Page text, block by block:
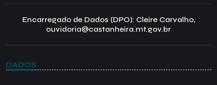
Encarregado de Dados (DPO): Cleire Carvalho,
ouvidoria@castanheira.mt.gov.br
DADOS